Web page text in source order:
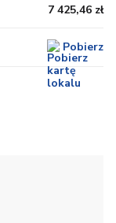
7 425,46 zł
Pobierz